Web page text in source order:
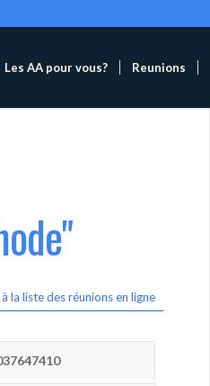
Les AA pour vous? Reunions
la liste des réunions en ligne